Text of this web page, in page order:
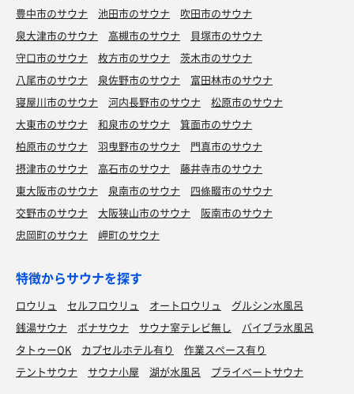
豊中市のサウナ
池田市のサウナ
吹田市のサウナ
泉大津市のサウナ
高槻市のサウナ
貝塚市のサウナ
守口市のサウナ
枚方市のサウナ
茨木市のサウナ
八尾市のサウナ
泉佐野市のサウナ
富田林市のサウナ
寝屋川市のサウナ
河内長野市のサウナ
松原市のサウナ
大東市のサウナ
和泉市のサウナ
箕面市のサウナ
柏原市のサウナ
羽曳野市のサウナ
門真市のサウナ
摂津市のサウナ
高石市のサウナ
藤井寺市のサウナ
東大阪市のサウナ
泉南市のサウナ
四條畷市のサウナ
交野市のサウナ
大阪狭山市のサウナ
阪南市のサウナ
忠岡町のサウナ
岬町のサウナ
特徴からサウナを探す
ロウリュ セルフロウリュ オートロウリュ
グルシン水風呂
銭湯サウナ
ボナサウナ サウナ室テレビ無し
バイブラ水風呂
タトゥーOK
カプセルホテル有り
作業スペース有り
テントサウナ
サウナ小屋 湖が水風呂 プライベートサウナ